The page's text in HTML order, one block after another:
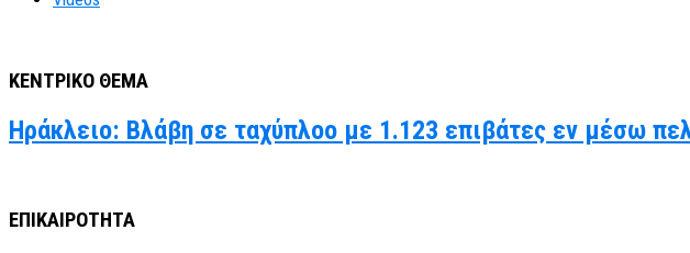
ΚΕΝΤΡΙΚΟ ΘΕΜΑ
Ηράκλειο: Βλάβη σε ταχύπλοο με 1.123 επιβάτες εν μέσω
ΕΠΙΚΑΙΡΟΤΗΤΑ